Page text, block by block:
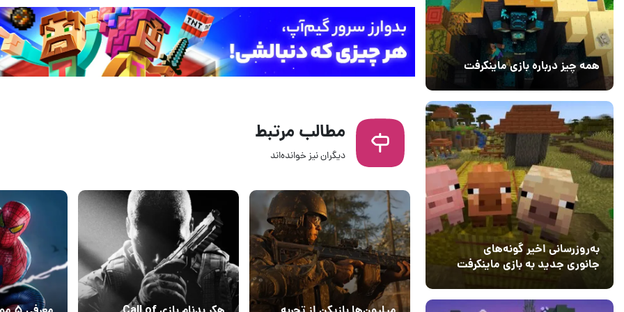
همه چیز درباره بازی ماینکرفت
به‌روزرسانی اخیر گونه‌های
جانوری جدید به بازی ماینکرفت
مطالب مرتبط
دیگران نیز خوانده‌اند